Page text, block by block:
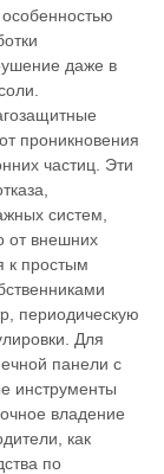
даже в
проникновения
частиц. Эти
систем,
от внешних
к простым
периодическую
Для
панели с
инструменты
владение
как
по